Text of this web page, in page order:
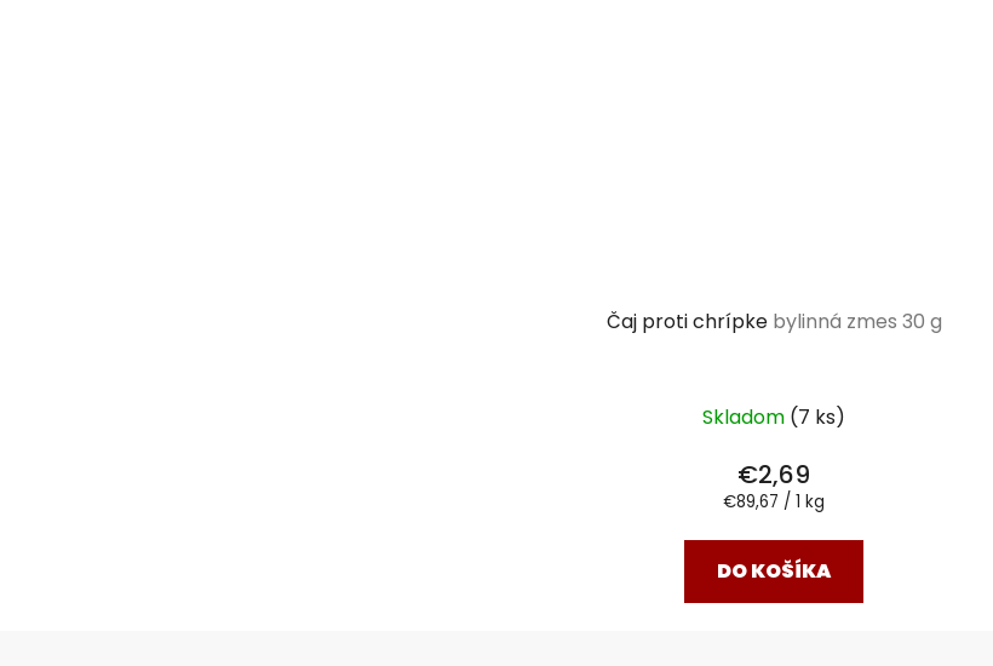
Čaj proti chrípke bylinná zmes 30 g
Skladom (7 ks)
€2,69
Jednotková
€89,67 / 1 kg
DO KOŠÍKA